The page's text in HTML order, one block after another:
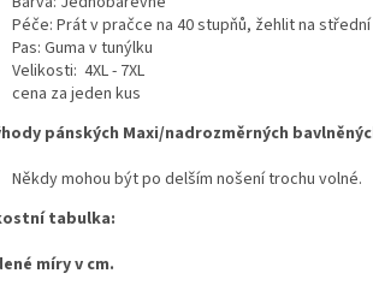
Péče: Prát v pračce na 40 stupňů, žehlit na
Pas: Guma v tunýlku
Velikosti: 4XL - 7XL
cena za jeden kus
pánských Maxi/nadrozměrných
Někdy mohou být po delším nošení trochu volné.
tabulka:
míry v cm.